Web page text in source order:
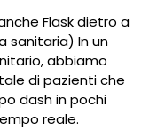
Flask dietro a
sanitaria) In un
abbiamo
di pazienti che
dash in pochi
reale.